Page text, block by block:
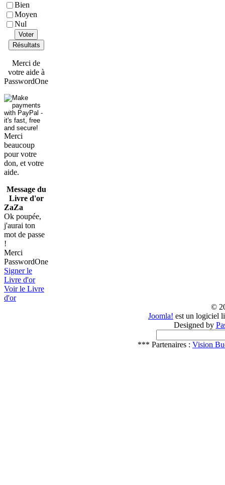
Bien
Moyen
Nul
Voter
Résultats
Merci de
votre aide à
PasswordOne
Merci
beaucoup
pour votre
don, et votre
aide.
Message du
Livre d'or
ZaZa
Ok poupée,
j'aurai ton
mot de passe
!
Merci
PasswordOne
Signer le
Livre d'or
Voir le Livre
d'or
©
Joomla! est un logiciel
Designed by
*** Partenaires : Vision